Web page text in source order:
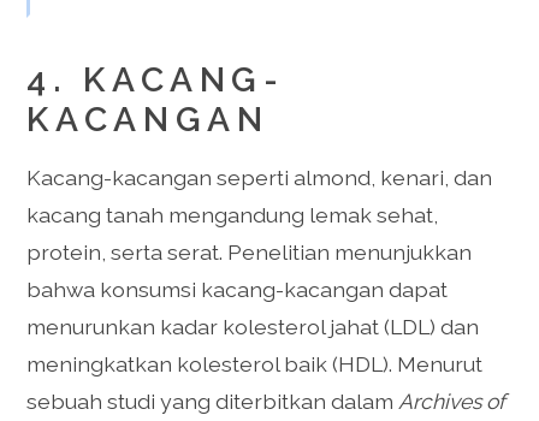
4. KACANG-
KACANGAN
Kacang-kacangan seperti almond, kenari, dan
kacang tanah mengandung lemak sehat,
protein, serta serat. Penelitian menunjukkan
bahwa konsumsi kacang-kacangan dapat
menurunkan kadar kolesterol jahat (LDL) dan
meningkatkan kolesterol baik (HDL). Menurut
sebuah studi yang diterbitkan dalamArchives of